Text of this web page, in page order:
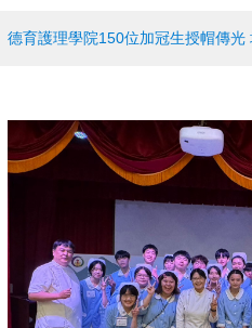
德育護理學院150位加冠生授帽傳光